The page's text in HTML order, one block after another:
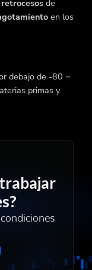
de
en los
debajo de -80 =
primas y